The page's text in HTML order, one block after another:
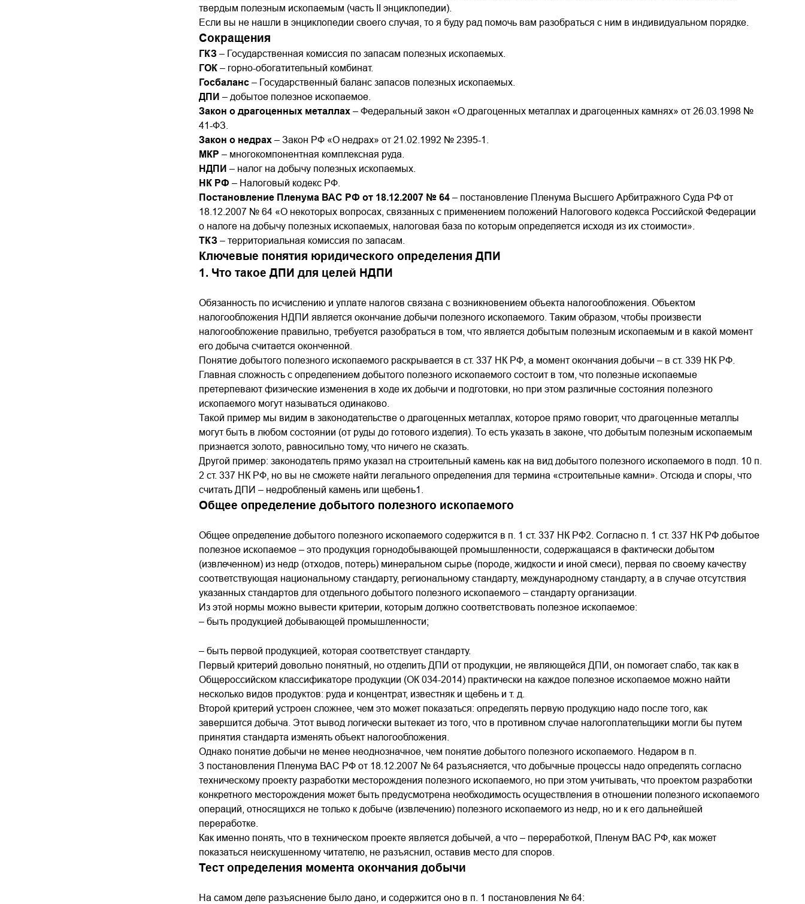
твердым полезным ископаемым (часть II энциклопедии).
Если вы не нашли в энциклопедии своего случая, то я буду рад помочь вам разобраться с ним в индивидуальном порядке.
Сокращения
ГКЗ – Государственная комиссия по запасам полезных ископаемых.
ГОК – горно-обогатительный комбинат.
Госбаланс – Государственный баланс запасов полезных ископаемых.
ДПИ – добытое полезное ископаемое.
Закон о драгоценных металлах – Федеральный закон «О драгоценных металлах и драгоценных камнях» от 26.03.1998 №
41-ФЗ.
Закон о недрах – Закон РФ «О недрах» от 21.02.1992 № 2395-1.
МКР – многокомпонентная комплексная руда.
НДПИ – налог на добычу полезных ископаемых.
НК РФ – Налоговый кодекс РФ.
Постановление Пленума ВАС РФ от 18.12.2007 № 64 – постановление Пленума Высшего Арбитражного Суда РФ от
18.12.2007 № 64 «О некоторых вопросах, связанных с применением положений Налогового кодекса Российской Федерации
о налоге на добычу полезных ископаемых, налоговая база по которым определяется исходя из их стоимости».
ТКЗ – территориальная комиссия по запасам.
Ключевые понятия юридического определения ДПИ
1. Что такое ДПИ для целей НДПИ
Обязанность по исчислению и уплате налогов связана с возникновением объекта налогообложения. Объектом
налогообложения НДПИ является окончание добычи полезного ископаемого. Таким образом, чтобы произвести
налогообложение правильно, требуется разобраться в том, что является добытым полезным ископаемым и в какой момент
его добыча считается оконченной.
Понятие добытого полезного ископаемого раскрывается в ст. 337 НК РФ, а момент окончания добычи – в ст. 339 НК РФ.
Главная сложность с определением добытого полезного ископаемого состоит в том, что полезные ископаемые
претерпевают физические изменения в ходе их добычи и подготовки, но при этом различные состояния полезного
ископаемого могут называться одинаково.
Такой пример мы видим в законодательстве о драгоценных металлах, которое прямо говорит, что драгоценные металлы
могут быть в любом состоянии (от руды до готового изделия). То есть указать в законе, что добытым полезным ископаемым
признается золото, равносильно тому, что ничего не сказать.
Другой пример: законодатель прямо указал на строительный камень как на вид добытого полезного ископаемого в подп. 10 п.
2 ст. 337 НК РФ, но вы не сможете найти легального определения для термина «строительные камни». Отсюда и споры, что
считать ДПИ – недробленый камень или щебень1.
Общее определение добытого полезного ископаемого
Общее определение добытого полезного ископаемого содержится в п. 1 ст. 337 НК РФ2. Согласно п. 1 ст. 337 НК РФ добытое
полезное ископаемое – это продукция горнодобывающей промышленности, содержащаяся в фактически добытом
(извлеченном) из недр (отходов, потерь) минеральном сырье (породе, жидкости и иной смеси), первая по своему качеству
соответствующая национальному стандарту, региональному стандарту, международному стандарту, а в случае отсутствия
указанных стандартов для отдельного добытого полезного ископаемого – стандарту организации.
Из этой нормы можно вывести критерии, которым должно соответствовать полезное ископаемое:
– быть продукцией добывающей промышленности;
– быть первой продукцией, которая соответствует стандарту.
Первый критерий довольно понятный, но отделить ДПИ от продукции, не являющейся ДПИ, он помогает слабо, так как в
Общероссийском классификаторе продукции (ОК 034-2014) практически на каждое полезное ископаемое можно найти
несколько видов продуктов: руда и концентрат, известняк и щебень и т. д.
Второй критерий устроен сложнее, чем это может показаться: определять первую продукцию надо после того, как
завершится добыча. Этот вывод логически вытекает из того, что в противном случае налогоплательщики могли бы путем
принятия стандарта изменять объект налогообложения.
Однако понятие добычи не менее неоднозначное, чем понятие добытого полезного ископаемого. Недаром в п.
3 постановления Пленума ВАС РФ от 18.12.2007 № 64 разъясняется, что добычные процессы надо определять согласно
техническому проекту разработки месторождения полезного ископаемого, но при этом учитывать, что проектом разработки
конкретного месторождения может быть предусмотрена необходимость осуществления в отношении полезного ископаемого
операций, относящихся не только к добыче (извлечению) полезного ископаемого из недр, но и к его дальнейшей
переработке.
Как именно понять, что в техническом проекте является добычей, а что – переработкой, Пленум ВАС РФ, как может
показаться неискушенному читателю, не разъяснил, оставив место для споров.
Тест определения момента окончания добычи
На самом деле разъяснение было дано, и содержится оно в п. 1 постановления № 64: